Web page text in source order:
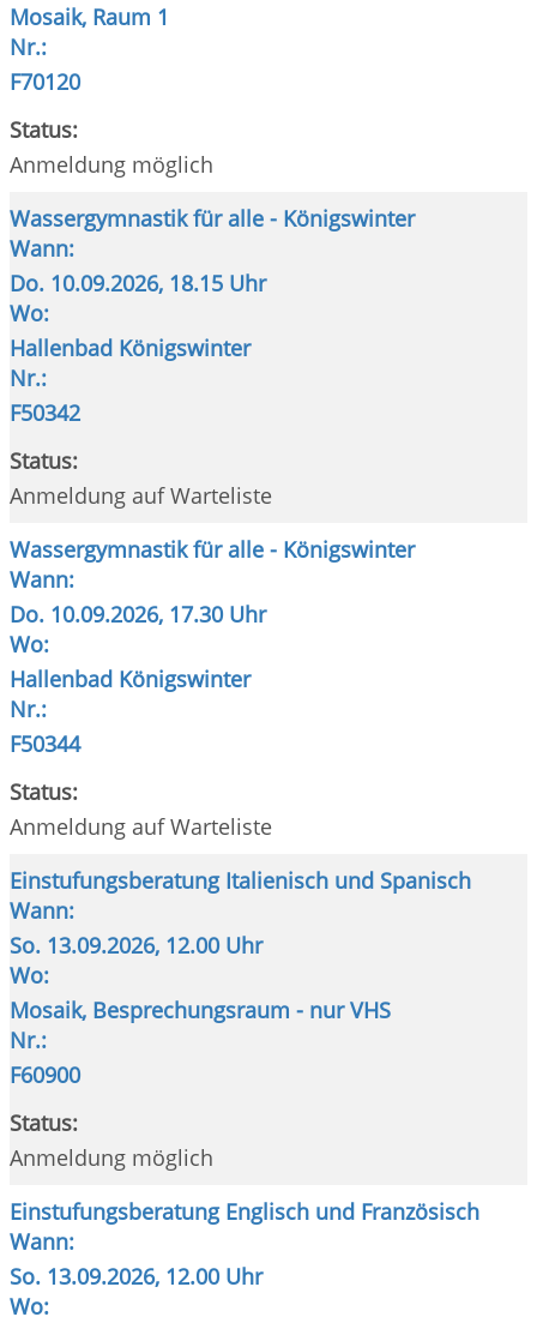
Mosaik, Raum 1
Nr.:
F70120
Status:
Anmeldung möglich
Wassergymnastik für alle - Königswinter
Wann:
Do. 10.09.2026, 18.15 Uhr
Wo:
Hallenbad Königswinter
Nr.:
F50342
Status:
Anmeldung auf Warteliste
Wassergymnastik für alle - Königswinter
Wann:
Do. 10.09.2026, 17.30 Uhr
Wo:
Hallenbad Königswinter
Nr.:
F50344
Status:
Anmeldung auf Warteliste
Einstufungsberatung Italienisch und Spanisch
Wann:
So. 13.09.2026, 12.00 Uhr
Wo:
Mosaik, Besprechungsraum - nur VHS
Nr.:
F60900
Status:
Anmeldung möglich
Einstufungsberatung Englisch und Französisch
Wann:
So. 13.09.2026, 12.00 Uhr
Wo: